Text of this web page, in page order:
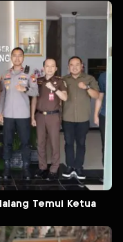
Temui Ketua